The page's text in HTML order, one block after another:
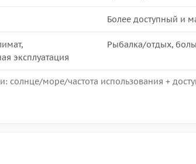
Более доступный и
эксплуатация
Рыбалка/отдых,
солнце/море/частота использования +